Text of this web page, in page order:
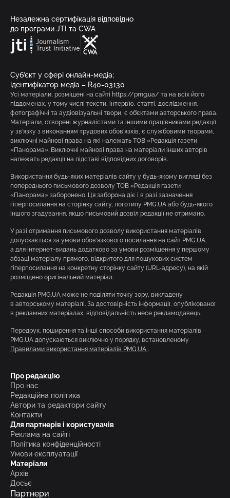
Незалежна сертифікація відповідно
до програми JTI та CWA
Суб’єкт у сфері онлайн-медіа;
ідентифікатор медіа – R40-03130
Усі матеріали, розміщені на сайті https://pmg.ua/ та на всіх його
піддоменах, у тому числі тексти, інтерв’ю, статті, дослідження,
фотографічні та аудіовізуальні твори, є об’єктами авторського права.
Матеріали, створені журналістами та іншими працівниками редакції
у зв’язку з виконанням трудових обов’язків, є службовими творами,
виключні майнові права на які належать ТОВ «Редакція газети
«Панорама». Виключні майнові права на матеріали інших авторів
належать редакції на підставі відповідних договорів.
Використання будь-яких матеріалів сайту у будь-якому вигляді без
попереднього письмового дозволу ТОВ «Редакція газети
«Панорама» заборонено. Ця заборона діє і в разі зазначення
гіперпосилання на сторінку сайту, логотипу PMG.UA або будь-якого
іншого згадування, якщо письмовий дозвіл редакції не отримано.
У разі отримання письмового дозволу використання матеріалів
допускається за умови обов’язкового посилання на сайт PMG.UA,
а для інтернет-видань додатково за умови розміщення у першому
абзаці матеріалу прямого, відкритого для пошукових систем
гіперпосилання на конкретну сторінку сайту (URL-адресу), на якій
розміщено оригінальний матеріал.
Редакція PMG.UA може не поділяти точку зору, викладену
в авторському матеріалі. За достовірність інформації, опублікованої
в рекламних матеріалах, відповідальність несе рекламодавець.
Передрук, поширення та інші способи використання матеріалів
PMG.UA допускаються виключно у порядку, встановленому
Правилами використання матеріалів PMG.UA .
Про редакцію
Про нас
Редакційна політика
Автори та редактори сайту
Контакти
Для партнерів і користувачів
Реклама на сайті
Політика конфіденційності
Умови експлуатації
Матеріали
Архів
Досьє
Партнери